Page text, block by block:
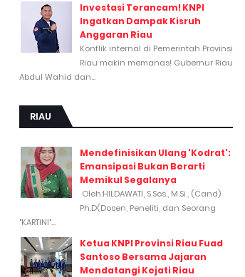
Investasi Terancam! KNPI
Ingatkan Dampak Kisruh
Anggaran Riau
Konflik internal di Pemerintah Provinsi
Riau makin memanas! Gubernur Riau
Abdul Wahid dan...
RIAU
Mendefinisikan Ulang 'Kodrat':
Emansipasi Bukan Berarti
Memikul Segalanya
Oleh:HILDAWATI, S.Sos., M.Si., (Cand)
Ph.D(Dosen, Peneliti, dan Seorang
"KARTINI"...
Ketua KNPI Provinsi Riau Fuad
Santoso Bersama Jajaran
Mendatangi Kejati Riau